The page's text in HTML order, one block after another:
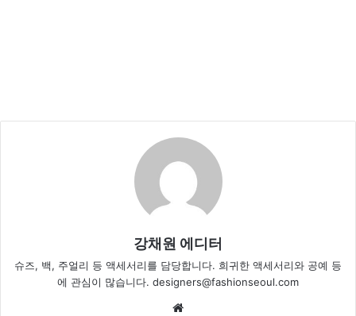
강채원 에디터
슈즈, 백, 주얼리 등 액세서리를 담당합니다. 희귀한 액세서리와 공예 등
에 관심이 많습니다. designers@fashionseoul.com